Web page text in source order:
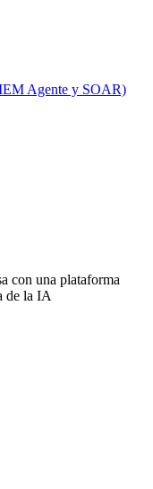
Agente y SOAR)
con una plataforma
de la IA